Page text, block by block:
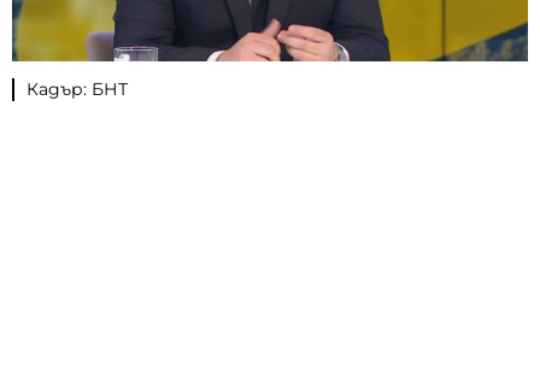
Кадър: БНТ